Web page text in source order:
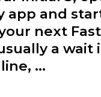
app and
next
a wait
line, …